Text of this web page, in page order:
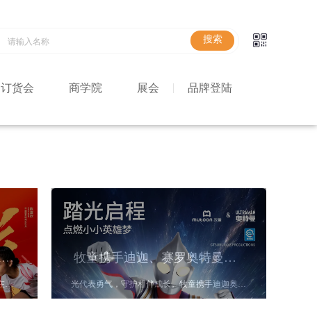
订货会 商学院 展会 品牌登陆
为热爱而战，登顶金牌榜361°见证中国国家跳绳队王者凯旋！
7月30日至8月4日，2026年亚洲跳绳锦标赛在中国浙江上虞举行。
牧童携手迪迦、赛罗奥特曼登场
光代表勇气，守护相伴成长。牧童携手迪迦奥特曼、赛罗奥特曼联名童鞋登场！